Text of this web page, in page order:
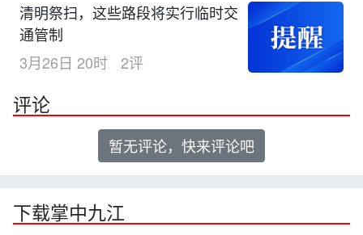
清明祭扫，这些路段将实行临时交
通管制
3月26日 20时
2评
评论
暂无评论，快来评论吧
下载掌中九江